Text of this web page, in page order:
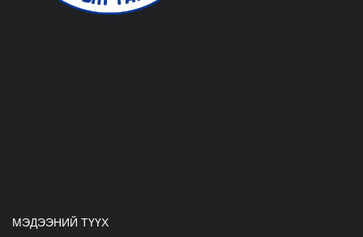
МЭДЭЭНИЙ ТҮҮХ